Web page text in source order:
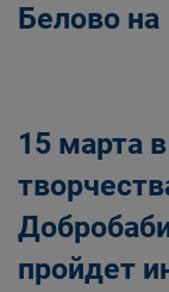
Белово на
15 марта
пройдет